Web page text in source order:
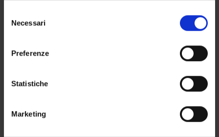
modificare o revocare il proprio consenso in qualsiasi
momento dalla Dichiarazione sui cookie o facendo clic
raccogliere informazioni sulla tua posizione
geografica, con un'approssimazione di qualche
Identificare il tuo dispositivo, scansionandolo
delNecessari
Preferenze
Statistiche
Marketing
CENTRI
LABORATORI
Calendario